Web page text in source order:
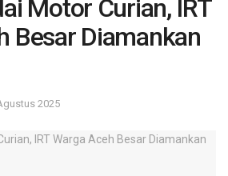
Motor Curian, IRT
Besar Diamankan
2025